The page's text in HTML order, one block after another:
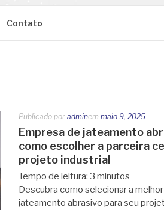
Contato
Publicado por adminem maio 9, 2025
Empresa de jateamento
como escolher a parceira
projeto industrial
Tempo de leitura: 3 minutos
Descubra como selecionar a
jateamento abrasivo para seu